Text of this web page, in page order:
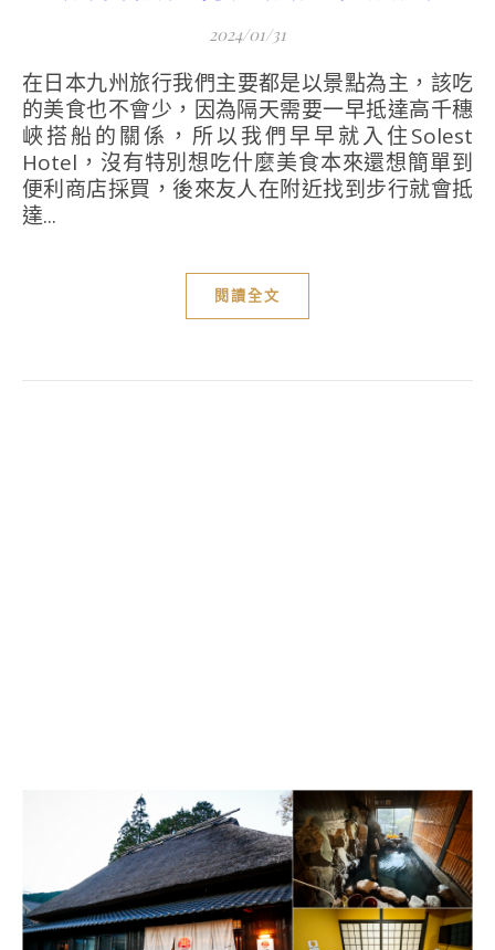
2024/01/31
在日本九州旅行我們主要都是以景點為主，該吃
的美食也不會少，因為隔天需要一早抵達高千穗
峽搭船的關係，所以我們早早就入住Solest
Hotel，沒有特別想吃什麼美食本來還想簡單到
便利商店採買，後來友人在附近找到步行就會抵
達...
閱讀全文